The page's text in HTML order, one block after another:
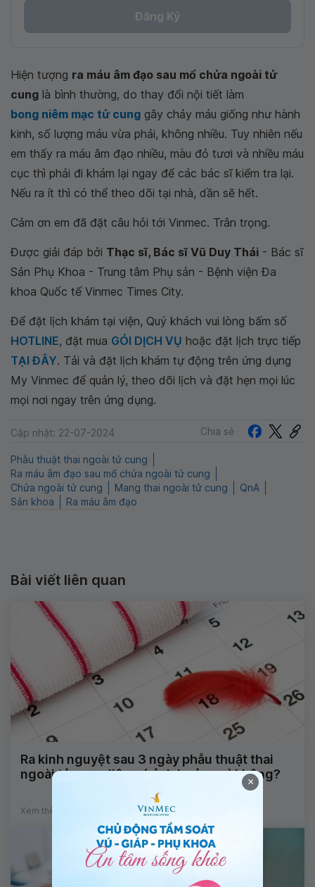
Đăng Ký
Hiện tượng ra máu âm đạo sau mổ chửa ngoài tử
cung là bình thường, do thay đổi nội tiết làm
bong niêm mạc tử cung gây chảy máu giống như hành
kinh, số lượng máu vừa phải, không nhiều. Tuy nhiên nếu
em thấy ra máu âm đạo nhiều, màu đỏ tươi và nhiều máu
cục thì phải đi khám lại ngay để các bác sĩ kiểm tra lại.
Nếu ra ít thì có thể theo dõi tại nhà, dần sẽ hết.
Cảm ơn em đã đặt câu hỏi tới Vinmec. Trân trọng.
Được giải đáp bởi Thạc sĩ, Bác sĩ Vũ Duy Thái - Bác sĩ
Sản Phụ Khoa - Trung tâm Phụ sản - Bệnh viện Đa
khoa Quốc tế Vinmec Times City.
Để đặt lịch khám tại viện, Quý khách vui lòng bấm số
HOTLINE, đặt mua GÓI DỊCH VỤ hoặc đặt lịch trực tiếp
TẠI ĐÂY. Tải và đặt lịch khám tự động trên ứng dụng
My Vinmec để quản lý, theo dõi lịch và đặt hẹn mọi lúc
mọi nơi ngay trên ứng dụng.
Cập nhật: 22-07-2024 Chia sẻ
Phẫu thuật thai ngoài tử cung
Ra máu âm đạo sau mổ chửa ngoài tử cung
Chửa ngoài tử cung
Mang thai ngoài tử cung
QnA
Sản khoa
Ra máu âm đạo
Bài viết liên quan
Ra kinh nguyệt sau 3 ngày phẫu thuật thai
ngoài tử cung liệu có ảnh hưởng gì không?
Xem thêm
×